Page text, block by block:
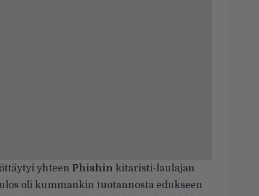
yhteen Phishin kitaristi-laulajan
oli kummankin tuotannosta edukseen